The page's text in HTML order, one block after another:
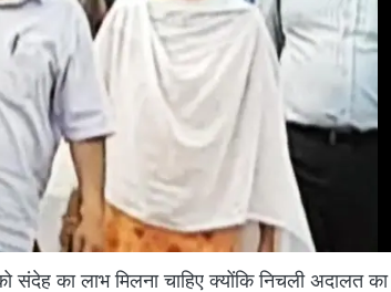
संदेह का लाभ मिलना चाहिए क्योंकि निचली अदालत